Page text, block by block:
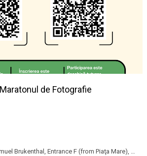
de Fotografie
Brukenthal, Entrance F (from Piaţa Mare), Piața Mare, 550178 Sibiu, Romania